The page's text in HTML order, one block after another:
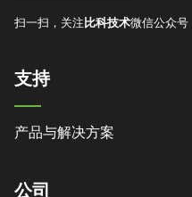
扫一扫，关注 比科技术微信公众号
支持
产品与解决方案
公司